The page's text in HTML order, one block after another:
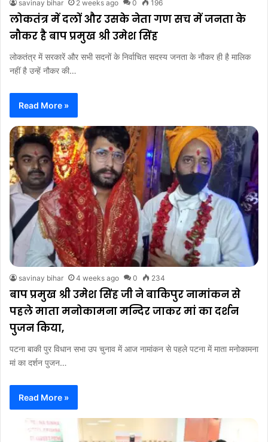
savinay bihar 2 weeks ago 0 196
लोकतंत्र में दलों और उसके नेता गण सच में जनता के
नौकर है बाप प्रमुख श्री उमेश सिंह
लोकतंत्र में सरकारें और सभी सदनों के निर्वाचित सदस्य जनता के नौकर ही है मालिक
नहीं है उन्हें नौकर की…
Read More »
savinay bihar 4 weeks ago 0 234
बाप प्रमुख श्री उमेश सिंह जी ने बाकिपुर नामांकन से
पहले माता मनोकामना मन्दिर जाकर मां का दर्शन
पुजन किया,
पटना बाकी पुर विधान सभा उप चुनाव में आज नामांकन से पहले पटना में माता मनोकामना
मां का दर्शन पुजन…
Read More »